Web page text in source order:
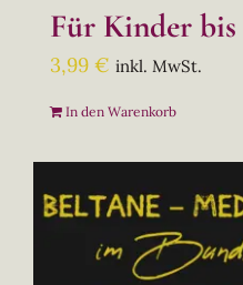
Für Kinder bis
3,99 € inkl. MwSt.
In den Warenkorb